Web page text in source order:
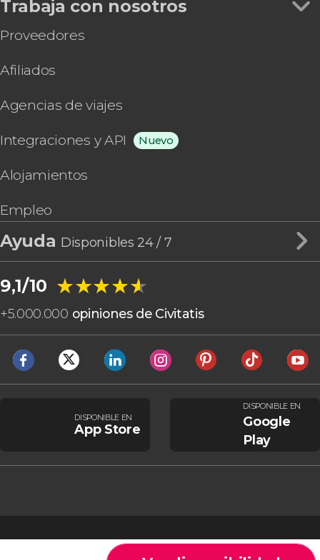
Trabaja con nosotros
Proveedores
Afiliados
Agencias de viajes
Integraciones y API Nuevo
Alojamientos
Empleo
Ayuda Disponibles 24 / 7
9,1/10 ★★★★★
★★★★★
+5.000.000 opiniones de Civitatis
DISPONIBLE EN
App Store
DISPONIBLE EN
Google
Play